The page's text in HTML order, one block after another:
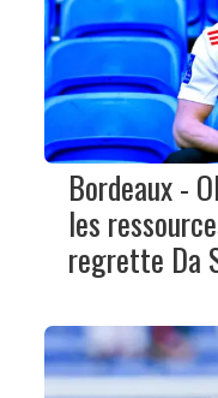
Bordeaux -
les
regrette Da